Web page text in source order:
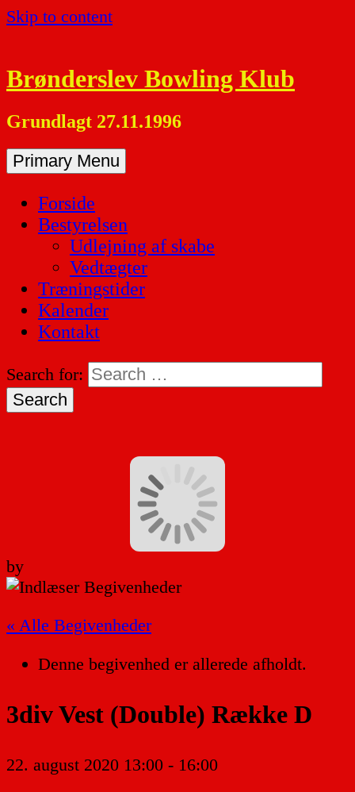
Skip to content
Brønderslev Bowling Klub
Grundlagt 27.11.1996
Primary Menu
Forside
Bestyrelsen
Udlejning af skabe
Vedtægter
Træningstider
Kalender
Kontakt
Search for:
by
« Alle Begivenheder
Denne begivenhed er allerede afholdt.
3div Vest (Double) Række D
22. august 2020 13:00 - 16:00